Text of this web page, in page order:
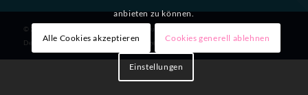
© 2026 Drais Gemeinschaftsschule Karlsruhe
Design & Programmierung 48DESIGN - Agentur für Neue Medien
anbieten zu können.
Alle Cookies akzeptieren Cookies generell ablehnen
Einstellungen